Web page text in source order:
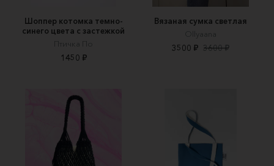
Шоппер котомка темно-
синего цвета с застежкой
Птичка По
1450 ₽
Вязаная сумка светлая
Ollyaana
3500 ₽ 3600 ₽